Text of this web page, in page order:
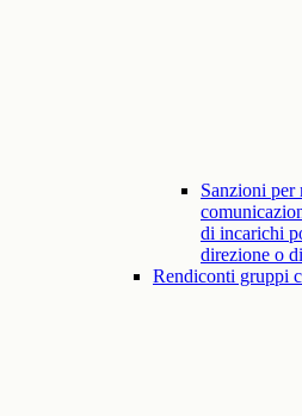
Sanzioni per
di incarichi
direzione o
Rendiconti gruppi